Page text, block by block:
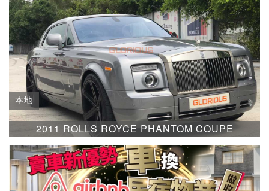
本地
2011 ROLLS ROYCE PHANTOM COUPE